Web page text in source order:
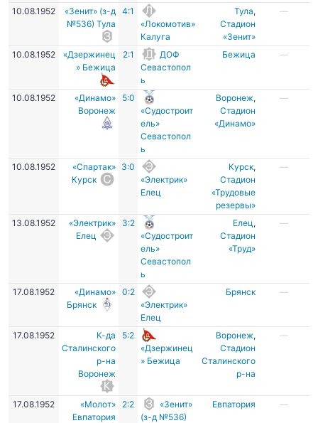
10.08.1952
«Зенит» (з-д
№536) Тула
4:1
«Локомотив»
Калуга
Тула,
Стадион
«Зенит»
—
10.08.1952
«Дзержинец
» Бежица
2:1
ДОФ
Севастопол
ь
Бежица —
10.08.1952
«Динамо»
Воронеж
5:0
«Судостроит
ель»
Севастопол
ь
Воронеж,
Стадион
«Динамо»
—
10.08.1952
«Спартак»
Курск
3:0
«Электрик»
Елец
Курск,
Стадион
«Трудовые
резервы»
—
13.08.1952
«Электрик»
Елец
3:2
«Судостроит
ель»
Севастопол
ь
Елец ,
Стадион
«Труд»
—
17.08.1952
«Динамо»
Брянск
0:2
«Электрик»
Елец
Брянск —
17.08.1952
К-да
Сталинского
р-на
Воронеж
5:2
«Дзержинец
» Бежица
Воронеж,
Стадион
Сталинского
р-на
—
17.08.1952
«Молот»
Евпатория
2:2
«Зенит»
(з-д №536)
Евпатория —